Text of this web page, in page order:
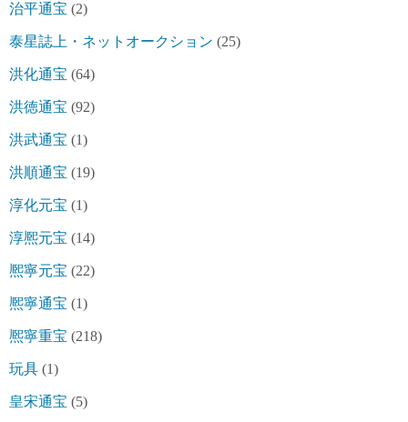
治平通宝 (2)
泰星誌上・ネットオークション (25)
洪化通宝 (64)
洪徳通宝 (92)
洪武通宝 (1)
洪順通宝 (19)
淳化元宝 (1)
淳熈元宝 (14)
熈寧元宝 (22)
熈寧通宝 (1)
熈寧重宝 (218)
玩具 (1)
皇宋通宝 (5)